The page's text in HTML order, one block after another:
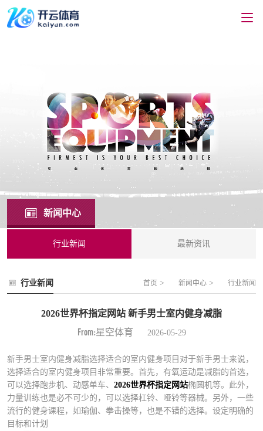
新闻中心
行业新闻 最新资讯
行业新闻 首页 > 新闻中心 > 行业新闻
2026世界杯指定网站 新手男士室内健身减脂
From:星空体育 2026-05-29
新手男士室内健身减脂选择适合的室内健身项目对于新手男士来说，
选择适合的室内健身项目非常重要。首先，有氧运动是减脂的首选，
可以选择跑步机、动感单车、 2026世界杯指定网站椭圆机等。此外，
力量训练也是必不可少的，可以选择杠铃、哑铃等器械。另外，一些
流行的健身课程，如瑜伽、拳击操等，也是不错的选择。设定明确的
目标和计划